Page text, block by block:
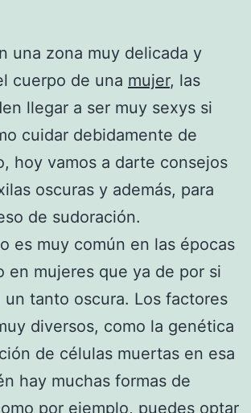
una zona muy delicada y
cuerpo de una mujer, las
llegar a ser muy sexys si
cuidar debidamente de
hoy vamos a darte consejos
oscuras y además, para
de sudoración.
es muy común en las épocas
en mujeres que ya de por si
tanto oscura. Los factores
diversos, como la genética
de células muertas en esa
hay muchas formas de
por ejemplo, puedes optar